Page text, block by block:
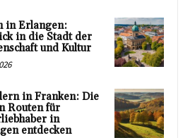
in Erlangen:
in die Stadt der
und Kultur
in Franken: Die
Routen für
in
entdecken